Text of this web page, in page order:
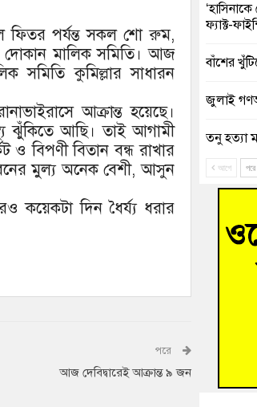
ফিতর পর্যন্ত সকল শো রুম,
দোকান মালিক সমিতি। আজ
সমিতি কুমিল্লার সাধারন
আক্রান্ত হয়েছে।
ঝুঁকিতে আছি। তাই আগামী
বিপণী বিতান বন্ধ রাখার
মুল্য অনেক বেশী, আসুন
কয়েকটা দিন ধৈর্য্য ধরার
পরে
আজ দেবিদ্বারেই আক্রান্ত ৯ জন
ফ্যাক্ট-
বাঁশের
জুলাই
তনু হত্যা
রহমান
আহত
হোমনায়
আগে পরে